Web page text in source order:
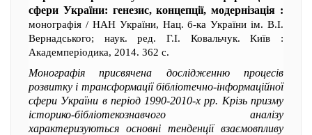
сфери України: генезис, концепції, модернізація :
монографія / НАН України, Нац. б-ка України ім. В.І.
Вернадського; наук. ред. Г.І. Ковальчук. Київ :
Академперіодика, 2014. 362 с.
Монографія присвячена дослідженню процесів
розвитку і трансформації бібліотечно-інформаційної
сфери України в період 1990-2010-х рр. Крізь призму
історико-бібліотекознавчого аналізу
характеризуються основні тенденції взаємовпливу